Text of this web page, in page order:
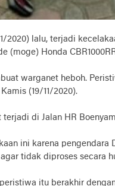
2020) lalu, terjadi
(moge) Honda
warganet heboh.
(19/11/2020).
di Jalan HR
ini karena
tidak diproses secara
itu berakhir